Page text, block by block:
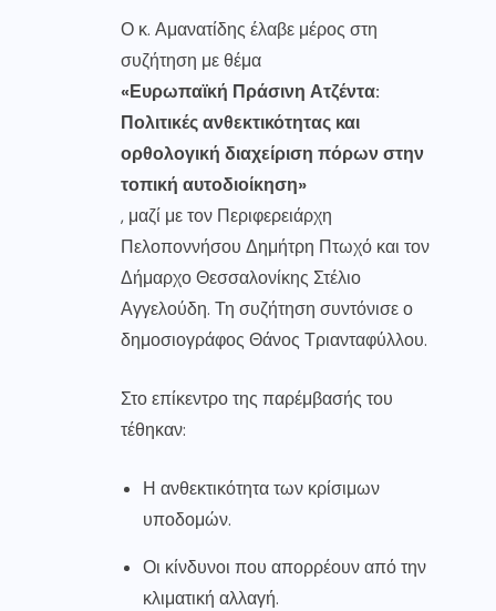
Ο κ. Αμανατίδης έλαβε μέρος στη
συζήτηση με θέμα
«Ευρωπαϊκή Πράσινη Ατζέντα:
Πολιτικές ανθεκτικότητας και
ορθολογική διαχείριση πόρων στην
τοπική αυτοδιοίκηση»
, μαζί με τον Περιφερειάρχη
Πελοποννήσου Δημήτρη Πτωχό και τον
Δήμαρχο Θεσσαλονίκης Στέλιο
Αγγελούδη. Τη συζήτηση συντόνισε ο
δημοσιογράφος Θάνος Τριανταφύλλου.
Στο επίκεντρο της παρέμβασής του
τέθηκαν:
Η ανθεκτικότητα των κρίσιμων
υποδομών.
Οι κίνδυνοι που απορρέουν από την
κλιματική αλλαγή.